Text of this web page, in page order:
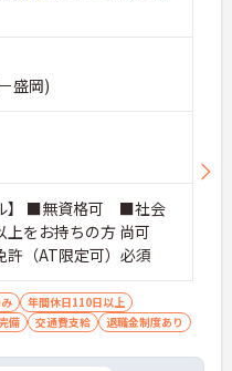
盛岡)
ル】 ■無資格可 ■社会
上をお持ちの方 尚可
（AT限定可）必須
年間休日110日以上
備 交通費支給 退職金制度あり